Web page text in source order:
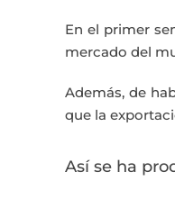
En el primer
mercado del
Además, de
que la
Así se ha